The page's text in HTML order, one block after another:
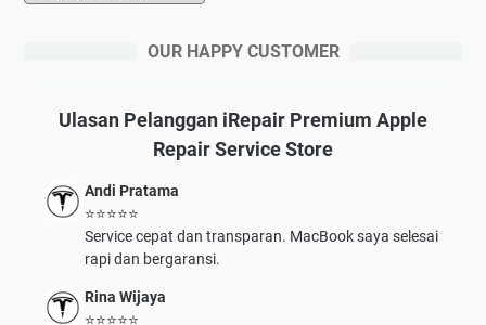
OUR HAPPY CUSTOMER
Ulasan Pelanggan iRepair Premium Apple
Repair Service Store
Andi Pratama
⭐⭐⭐⭐⭐
Service cepat dan transparan. MacBook saya selesai
rapi dan bergaransi.
Rina Wijaya
⭐⭐⭐⭐⭐